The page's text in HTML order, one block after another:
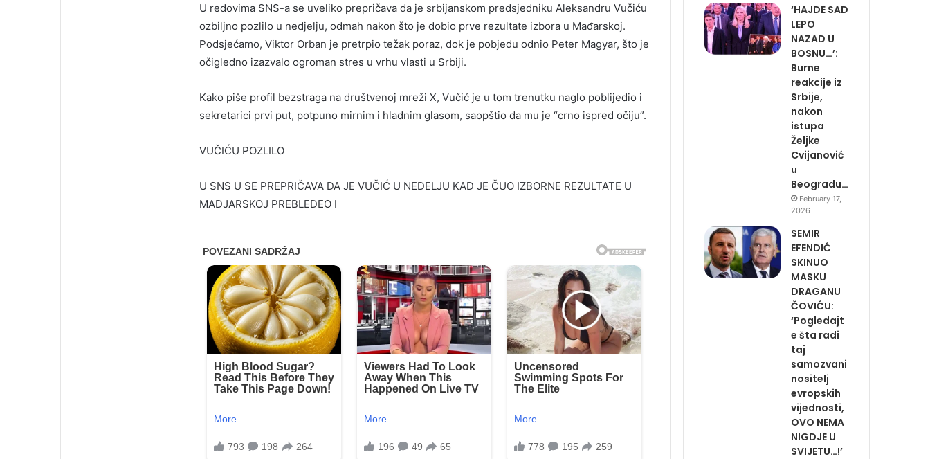
U redovima SNS-a se uveliko prepričava da je srbijanskom predsjedniku Aleksandru Vučiću
ozbiljno pozlilo u nedjelju, odmah nakon što je dobio prve rezultate izbora u Mađarskoj.
Podsjećamo, Viktor Orban je pretrpio težak poraz, dok je pobjedu odnio Peter Magyar, što je
očigledno izazvalo ogroman stres u vrhu vlasti u Srbiji.
Kako piše profil bezstraga na društvenoj mreži X, Vučić je u tom trenutku naglo poblijedio i
sekretarici prvi put, potpuno mirnim i hladnim glasom, saopštio da mu je “crno ispred očiju”.
VUČIĆU POZLILO
U SNS U SE PREPRIČAVA DA JE VUČIĆ U NEDELJU KAD JE ČUO IZBORNE REZULTATE U
MADJARSKOJ PREBLEDEO I
‘HAJDE SAD
LEPO
NAZAD U
BOSNU…’:
Burne
reakcije iz
Srbije,
nakon
istupa
Željke
Cvijanović
u
Beogradu…
February 17,
2026
SEMIR
EFENDIĆ
SKINUO
MASKU
DRAGANU
ČOVIĆU:
‘Pogledajt
e šta radi
taj
samozvani
nositelj
evropskih
vijednosti,
OVO NEMA
NIGDJE U
SVIJETU…!’